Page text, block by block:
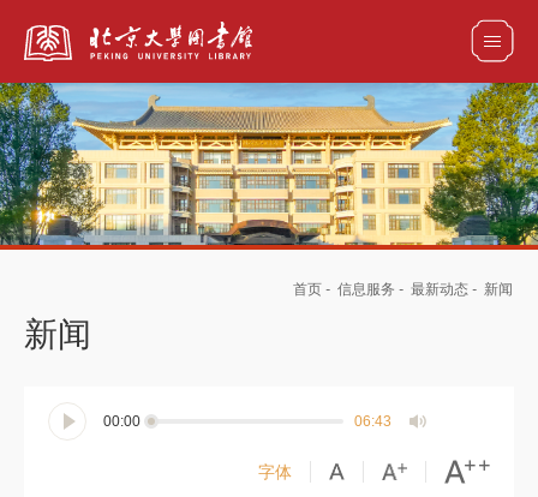
全部资源
首页 - 信息服务 - 最新动态 - 新闻
新闻
00:00 06:43
字体